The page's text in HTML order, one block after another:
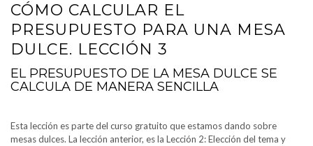
CÓMO CALCULAR EL
PRESUPUESTO PARA UNA MESA
DULCE. LECCIÓN 3
EL PRESUPUESTO DE LA MESA DULCE SE
CALCULA DE MANERA SENCILLA
Esta lección es parte del curso gratuito que estamos dando sobre
mesas dulces. La lección anterior, es la Lección 2: Elección del tema y